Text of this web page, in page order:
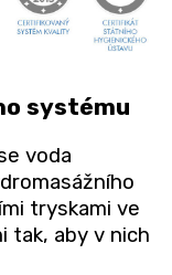
systému
voda
tryskami ve
tak, aby v nich